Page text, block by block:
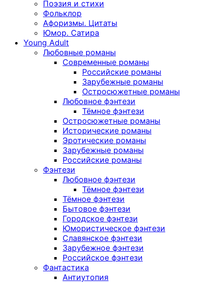
Поэзия и стихи
Фольклор
Афоризмы. Цитаты
Юмор. Сатира
Young Adult
Любовные романы
Современные романы
Российские романы
Зарубежные романы
Остросюжетные романы
Любовное фэнтези
Тёмное фэнтези
Остросюжетные романы
Исторические романы
Эротические романы
Зарубежные романы
Российские романы
Фэнтези
Любовное фэнтези
Тёмное фэнтези
Тёмное фэнтези
Бытовое фэнтези
Городское фэнтези
Юмористическое фэнтези
Славянское фэнтези
Зарубежное фэнтези
Российское фэнтези
Фантастика
Антиутопия